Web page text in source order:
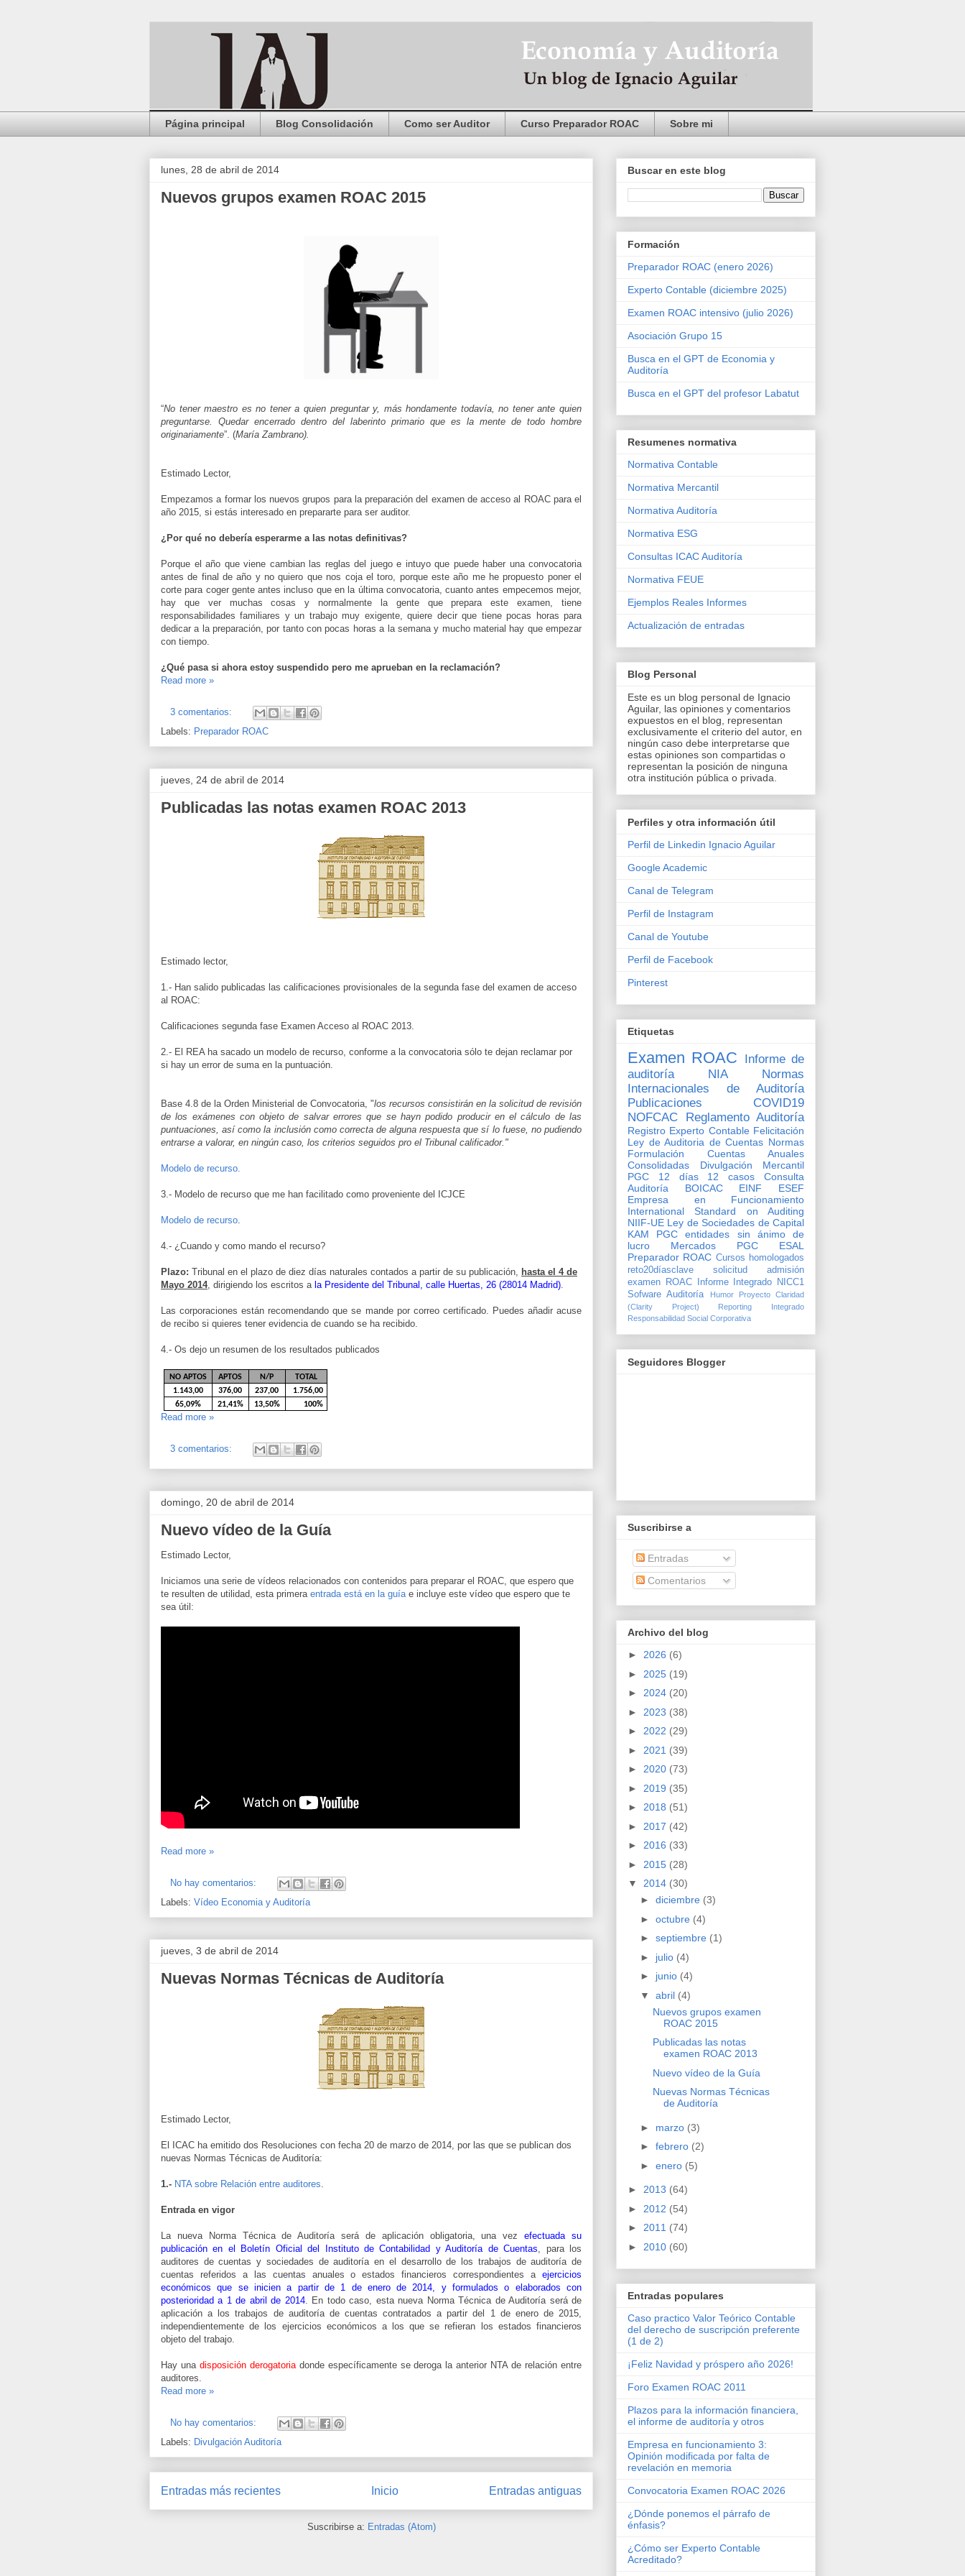
Página principal Blog Consolidación Como ser Auditor Curso Preparador ROAC Sobre mi
lunes, 28 de abril de 2014
Nuevos grupos examen ROAC 2015
“No tener maestro es no tener a quien preguntar y, más hondamente todavía, no tener ante quien
preguntarse. Quedar encerrado dentro del laberinto primario que es la mente de todo hombre
originariamente”. (María Zambrano).
Estimado Lector,
Empezamos a formar los nuevos grupos para la preparación del examen de acceso al ROAC para el
año 2015, si estás interesado en prepararte para ser auditor.
¿Por qué no debería esperarme a las notas definitivas?
Porque el año que viene cambian las reglas del juego e intuyo que puede haber una convocatoria
antes de final de año y no quiero que nos coja el toro, porque este año me he propuesto poner el
corte para coger gente antes incluso que en la última convocatoria, cuanto antes empecemos mejor,
hay que ver muchas cosas y normalmente la gente que prepara este examen, tiene
responsabilidades familiares y un trabajo muy exigente, quiere decir que tiene pocas horas para
dedicar a la preparación, por tanto con pocas horas a la semana y mucho material hay que empezar
con tiempo.
¿Qué pasa si ahora estoy suspendido pero me aprueban en la reclamación?
Read more »
3 comentarios:
Labels: Preparador ROAC
jueves, 24 de abril de 2014
Publicadas las notas examen ROAC 2013
Estimado lector,
1.- Han salido publicadas las calificaciones provisionales de la segunda fase del examen de acceso
al ROAC:
Calificaciones segunda fase Examen Acceso al ROAC 2013.
2.- El REA ha sacado un modelo de recurso, conforme a la convocatoria sólo te dejan reclamar por
si hay un error de suma en la puntuación.
Base 4.8 de la Orden Ministerial de Convocatoria, "los recursos consistirán en la solicitud de revisión
de los exámenes con objeto de salvar errores que se hayn podido producir en el cálculo de las
puntuaciones, así como la inclusión como correcta de alguna respuesta que sí lo fuese, no pudiendo
entrarse a valorar, en ningún caso, los criterios seguidos pro el Tribunal calificador."
Modelo de recurso.
3.- Modelo de recurso que me han facilitado como proveniente del ICJCE
Modelo de recurso
4.- ¿Cuando y como mando el recurso?
Plazo: Tribunal en el plazo de diez días naturales contados a partir de su publicación,
hasta el 4 de
Mayo 2014 , dirigiendo los escritos a la Presidente del Tribunal, calle Huertas, 26 (28014 Madrid)
Las corporaciones están recomendando que se mande por correo certificado. Puedes añadir acuse
de recibo si quieres tener evidencia de cuando se ha recibido.
4.- Os dejo un resumen de los resultados publicados
NO APTOS APTOS N/P
TOTAL
1.143,00
376,00 237,00
1.756,00
65,09%
21,41% 13,50% 100%
Read more »
3 comentarios:
domingo, 20 de abril de 2014
Nuevo vídeo de la Guía
Estimado Lector,
Iniciamos una serie de vídeos relacionados con contenidos para preparar el ROAC, que espero que
te resulten de utilidad, esta primera entrada está en la guía e incluye este vídeo que espero que te
sea útil:
Read more »
No hay comentarios:
Labels: Vídeo Economia y Auditoría
jueves, 3 de abril de 2014
Nuevas Normas Técnicas de Auditoría
Estimado Lector,
El ICAC ha emitido dos Resoluciones con fecha 20 de marzo de 2014, por las que se publican dos
nuevas Normas Técnicas de Auditoría:
1.- NTA sobre Relación entre auditores
Entrada en vigor
La nueva Norma Técnica de Auditoría será de aplicación obligatoria, una vezefectuada su
publicación en el Boletín Oficial del Instituto de Contabilidad y Auditoría de Cuentas , para los
auditores de cuentas y sociedades de auditoría en el desarrollo de los trabajos de auditoría de
cuentas referidos a las cuentas anuales o estados financieros correspondientes a ejercicios
económicos que se inicien a partir de 1 de enero de 2014, y formulados o elaborados con
posterioridad a 1 de abril de 2014. En todo caso, esta nueva Norma Técnica de Auditoría será de
aplicación a los trabajos de auditoría de cuentas contratados a partir del 1 de enero de 2015,
independientemente de los ejercicios económicos a los que se refieran los estados financieros
objeto del trabajo.
Hay una disposición derogatoria donde específicamente se deroga la anterior NTA de relaciónentre
auditores.
Read more »
No hay comentarios:
Labels: Divulgación Auditoría
Entradas más recientes Entradas antiguas
Inicio
Suscribirse a: Entradas (Atom)
Buscar en este blog
Formación
Preparador ROAC (enero 2026)
Experto Contable (diciembre 2025)
Examen ROAC intensivo (julio 2026)
Asociación Grupo 15
Busca en el GPT de Economia y
Auditoría
Busca en el GPT del profesor Labatut
Resumenes normativa
Normativa Contable
Normativa Mercantil
Normativa Auditoría
Normativa ESG
Consultas ICAC Auditoría
Normativa FEUE
Ejemplos Reales Informes
Actualización de entradas
Blog Personal
Este es un blog personal de Ignacio
Aguilar, las opiniones y comentarios
expuestos en el blog, representan
exclusivamente el criterio del autor, en
ningún caso debe interpretarse que
estas opiniones son compartidas o
representan la posición de ninguna
otra institución pública o privada.
Perfiles y otra información útil
Perfil de Linkedin Ignacio Aguilar
Google Academic
Canal de Telegram
Perfil de Instagram
Canal de Youtube
Perfil de Facebook
Pinterest
Etiquetas
Examen ROAC
Informe de
auditoría
NIA
Normas
Internacionales de Auditoría
Publicaciones
COVID19
NOFCAC
Reglamento Auditoría
Registro Experto Contable Felicitación
Ley de Auditoria de Cuentas Normas
Formulación Cuentas Anuales
Consolidadas
Divulgación Mercantil
PGC
12 días 12 casos
Consulta
Auditoría BOICAC
EINF
ESEF
Empresa en Funcionamiento
International Standard on Auditing
NIIF-UE Ley de Sociedades de Capital
KAM
PGC entidades sin ánimo de
lucro
Mercados
PGC ESAL
Preparador ROAC Cursos homologados
reto20díasclave
solicitud admisión
examen ROAC
Informe Integrado
NICC1
Sofware Auditoría
Humor
Proyecto Claridad
(Clarity Project)
Reporting Integrado
Responsabilidad Social Corporativa
Seguidores Blogger
Suscribirse a
Entradas
Comentarios
Archivo del blog
► 2026 (6)
► 2025 (19)
► 2024 (20)
► 2023 (38)
► 2022 (29)
► 2021 (39)
► 2020 (73)
► 2019 (35)
► 2018 (51)
► 2017 (42)
► 2016 (33)
► 2015 (28)
▼ 2014 (30)
► diciembre (3)
► octubre (4)
► septiembre (1)
► julio (4)
► junio (4)
▼ abril (4)
Nuevos grupos examen
ROAC 2015
Publicadas las notas
examen ROAC 2013
Nuevo vídeo de la Guía
Nuevas Normas Técnicas
de Auditoría
► marzo (3)
► febrero (2)
► enero (5)
► 2013 (64)
► 2012 (54)
► 2011 (74)
► 2010 (60)
Entradas populares
Caso practico Valor Teórico Contable
del derecho de suscripción preferente
(1 de 2)
¡Feliz Navidad y próspero año 2026!
Foro Examen ROAC 2011
Plazos para la información financiera,
el informe de auditoría y otros
Empresa en funcionamiento 3:
Opinión modificada por falta de
revelación en memoria
Convocatoria Examen ROAC 2026
¿Dónde ponemos el párrafo de
énfasis?
¿Cómo ser Experto Contable
Acreditado?